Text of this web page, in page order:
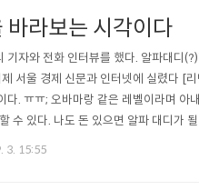
바라보는 시각이다
기자와 전화 인터뷰를 했다. 알파대디
서울 경제 신문과 인터넷에 실렸다 [
다. ㅠㅠ; 오바마랑 같은 레벨이라며 아
수 있다. 나도 돈 있으면 알파 대디가
교에 입학하던 1979년 부터 15년 동안
3. 15:55